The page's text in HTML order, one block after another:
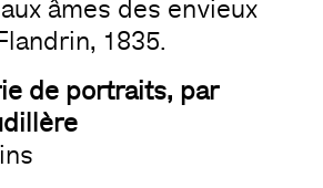
âmes des envieux
1835.
de portraits, par